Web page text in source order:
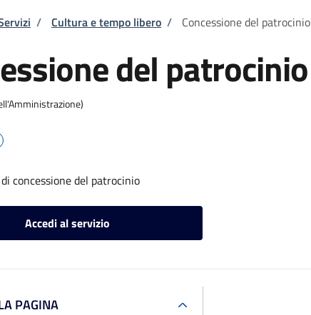
di pane
/ Cultura e tempo libero / Concessione del patrocinio
del patrocinio
concessione del patrocinio
Accedi al servizio
PAGINA